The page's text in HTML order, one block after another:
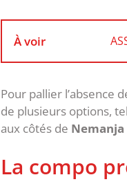
À voir
Pour pallier l’absence
de plusieurs options,
aux côtés de
La compo